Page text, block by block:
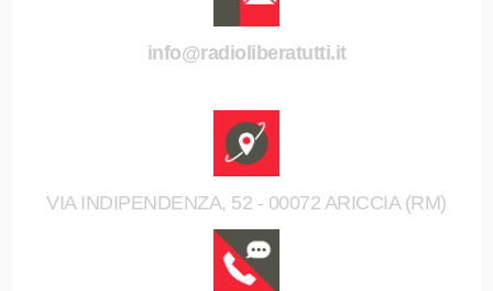
info@radioliberatutti.it
VIA INDIPENDENZA, 52 - 00072 ARICCIA (RM)